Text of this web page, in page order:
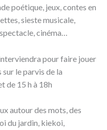
poétique, jeux, contes en
sieste musicale,
cinéma…
pour faire jouer
le parvis de la
de 15 h à 18h
autour des mots, des
du jardin, kiekoi,